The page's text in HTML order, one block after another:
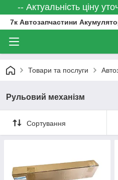
-- Актуальність ціну
7к Автозапчастини
Товари та послуги
Рульовий механізм
Сортування